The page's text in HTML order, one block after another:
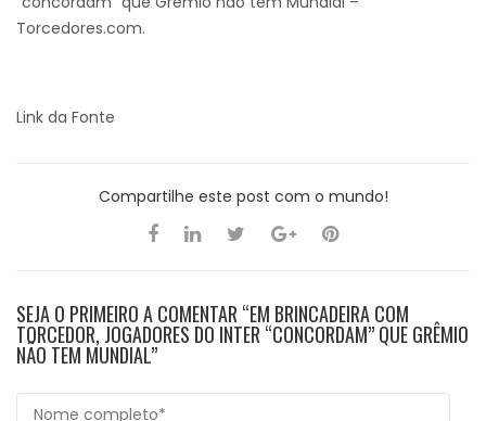
Torcedores.com.
Link da Fonte
Compartilhe este post com o mundo!
SEJA O PRIMEIRO A COMENTAR “EM BRINCADEIRA COM
TORCEDOR, JOGADORES DO INTER “CONCORDAM” QUE GRÊMIO
NÃO TEM MUNDIAL”